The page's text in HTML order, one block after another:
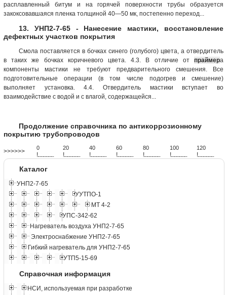
расплавленный битум и на горячей поверхности трубы образуется
закоксовавшаяся пленка толщиной 40—50 мк, постепенно переход...
13. УНП2-7-65 - Нанесение мастики, восстановление
дефектных участков покрытия
Смола поставляется в бочках синего (голубого) цвета, а отвердитель
в таких же бочках коричневого цвета. 4.3. В отличие от праймера
компоненты мастики не требуют предварительного смешения. Все
подготовительные операции (в том числе подогрев и смешение)
выполняет установка. 4.4. Отвердитель мастики вступает во
взаимодействие с водой и с влагой, содержащейся...
Продолжение справочника по антикоррозионному
покрытию трубопроводов
>>>>>> 0
!...................
20
!...................
40
!...................
60
!...................
80
!...................
100
!...................
120
!...................
Каталог
УНП2-7-65
УУТПО-1
МТ 4-2
УПС-342-62
Нагреватель воздуха УНП2-7-65
Электроснабжение УНП2-7-65
Гибкий нагреватель для УНП2-7-65
УТП5-15-69
Справочная информация
НСИ, используемая при разработке